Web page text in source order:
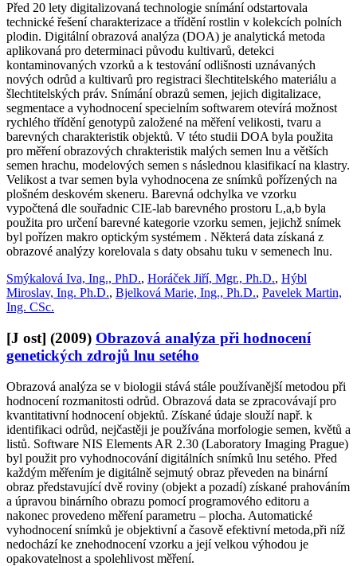
Před 20 lety digitalizovaná technologie snímání odstartovala
technické řešení charakterizace a třídění rostlin v kolekcích polních
plodin. Digitální obrazová analýza (DOA) je analytická metoda
aplikovaná pro determinaci původu kultivarů, detekci
kontaminovaných vzorků a k testování odlišnosti uznávaných
nových odrůd a kultivarů pro registraci šlechtitelského materiálu a
šlechtitelských práv. Snímání obrazů semen, jejich digitalizace,
segmentace a vyhodnocení specielním softwarem otevírá možnost
rychlého třídění genotypů založené na měření velikosti, tvaru a
barevných charakteristik objektů. V této studii DOA byla použita
pro měření obrazových chrakteristik malých semen lnu a větších
semen hrachu, modelových semen s následnou klasifikací na klastry.
Velikost a tvar semen byla vyhodnocena ze snímků pořízených na
plošném deskovém skeneru. Barevná odchylka ve vzorku
vypočtená dle souřadnic CIE-lab barevného prostoru L,a,b byla
použita pro určení barevné kategorie vzorku semen, jejichž snímek
byl pořízen makro optickým systémem . Některá data získaná z
obrazové analýzy korelovala s daty obsahu tuku v semenech lnu.
Smýkalová Iva, Ing., PhD., Horáček Jiří, Mgr., Ph.D., Hýbl
Miroslav, Ing. Ph.D., Bjelková Marie, Ing., Ph.D., Pavelek Martin,
Ing. CSc.
[J ost] (2009) Obrazová analýza při hodnocení
genetických zdrojů lnu setého
Obrazová analýza se v biologii stává stále používanější metodou při
hodnocení rozmanitosti odrůd. Obrazová data se zpracovávají pro
kvantitativní hodnocení objektů. Získané údaje slouží např. k
identifikaci odrůd, nejčastěji je používána morfologie semen, květů a
listů. Software NIS Elements AR 2.30 (Laboratory Imaging Prague)
byl použit pro vyhodnocování digitálních snímků lnu setého. Před
každým měřením je digitálně sejmutý obraz převeden na binární
obraz představující dvě roviny (objekt a pozadí) získané prahováním
a úpravou binárního obrazu pomocí programového editoru a
nakonec provedeno měření parametru – plocha. Automatické
vyhodnocení snímků je objektivní a časově efektivní metoda,při níž
nedochází ke znehodnocení vzorku a její velkou výhodou je
opakovatelnost a spolehlivost měření.